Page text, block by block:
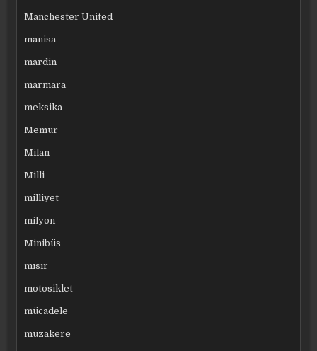
Manchester United
manisa
mardin
marmara
meksika
Memur
Milan
Milli
milliyet
milyon
Minibüs
mısır
motosiklet
mücadele
müzakere